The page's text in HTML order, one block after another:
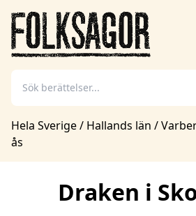
Hela Sverige/ Hallands län /
ås
Draken i